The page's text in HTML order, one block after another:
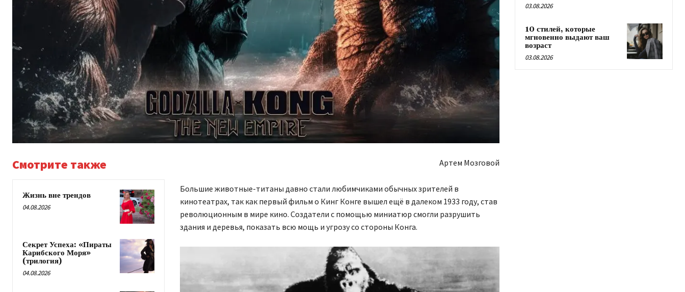
Смотрите также
Жизнь вне трендов
04.08.2026
Секрет Успеха: «Пираты
Карибского Моря»
(трилогия)
04.08.2026
Артем Мозговой
Большие животные-титаны давно стали любимчиками обычных зрителей в
кинотеатрах, так как первый фильм о Кинг Конге вышел ещё в далеком 1933 году, став
революционным в мире кино. Создатели с помощью миниатюр смогли разрушить
здания и деревья, показать всю мощь и угрозу со стороны Конга.
03.08.2026
10 стилей, которые
мгновенно выдают ваш
возраст
03.08.2026